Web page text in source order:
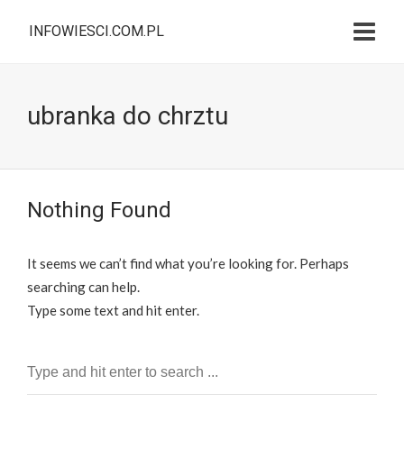
INFOWIESCI.COM.PL
ubranka do chrztu
Nothing Found
It seems we can’t find what you’re looking for. Perhaps
searching can help.
Type some text and hit enter.